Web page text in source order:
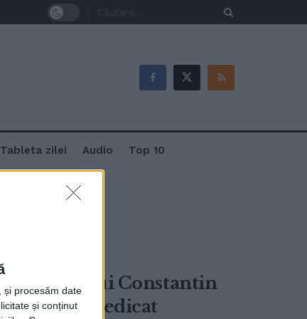
și procesăm date
și conținut
Tableta zilei Audio Top 10
chirurgului Constantin
foarte dedicat